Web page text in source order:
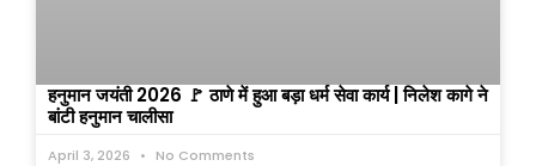
हनुमान जयंती 2026 🚩 ठाणे में हुआ बड़ा धर्म सेवा कार्य | निलेश कागे ने
बांटी हनुमान चालीसा
April 3, 2026 No Comments